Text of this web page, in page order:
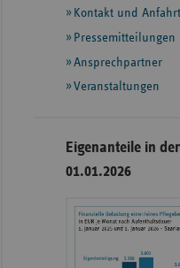
InformationenKontakt und Anfahrt
Pressemitteilungen
Ansprechpartner
Veranstaltungen
Eigenanteile in
01.01.2026